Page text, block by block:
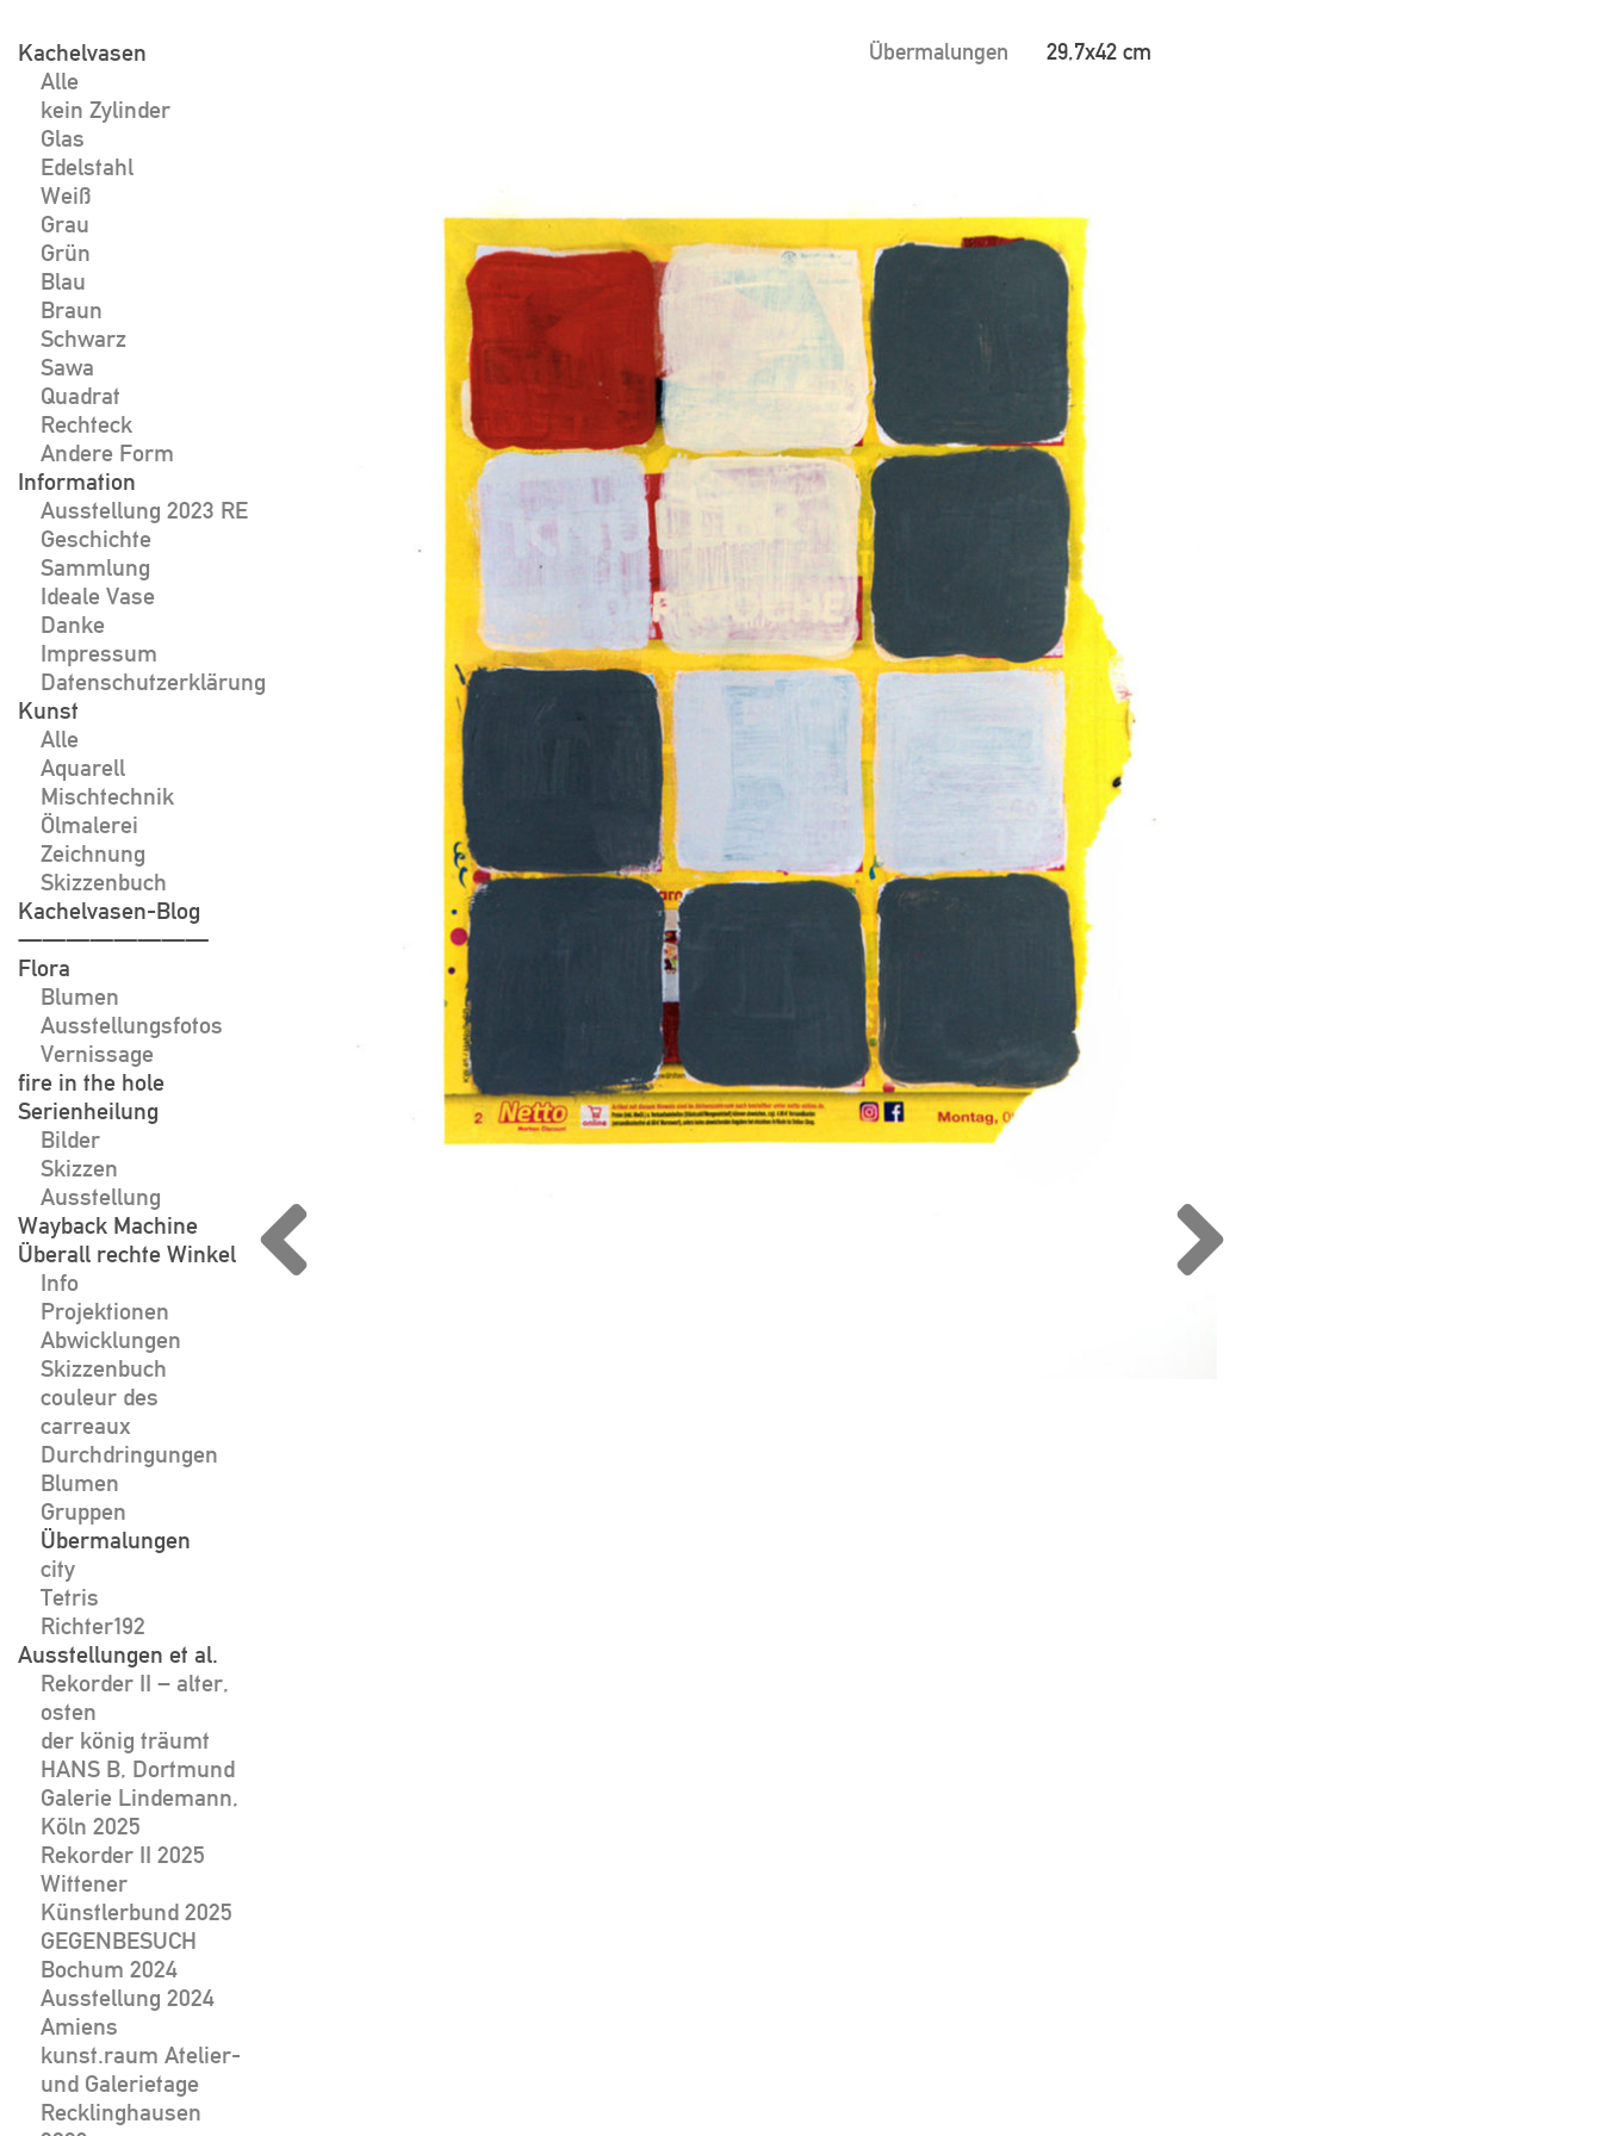
content
Kachelvasen
Alle
kein Zylinder
Glas
Edelstahl
Weiß
Grau
Grün
Blau
Braun
Schwarz
Sawa
Quadrat
Rechteck
Andere Form
Information
Ausstellung 2023 RE
Geschichte
Sammlung
Ideale Vase
Danke
Impressum
Datenschutzerklärung
Kunst
Alle
Aquarell
Mischtechnik
Ölmalerei
Zeichnung
Skizzenbuch
Kachelvasen-Blog
————————
Flora
Blumen
Ausstellungsfotos
Vernissage
fire in the hole
Serienheilung
Bilder
Skizzen
Ausstellung
Wayback Machine
Überall rechte Winkel
Info
Projektionen
Abwicklungen
Skizzenbuch
couleur des
carreaux
Durchdringungen
Blumen
Gruppen
Übermalungen
city
Tetris
Richter192
Ausstellungen et al.
Rekorder II – alter,
osten
der könig träumt
HANS B, Dortmund
Galerie Lindemann,
Köln 2025
Rekorder II 2025
Wittener
Künstlerbund 2025
GEGENBESUCH
Bochum 2024
Ausstellung 2024
Amiens
kunst.raum Atelier-
und Galerietage
Recklinghausen
Übermalungen 29,7x42 cm